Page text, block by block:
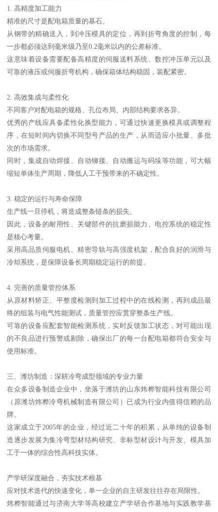
1. 高精度加工能力
精准的尺寸是配电箱质量的基石。
从钢带的精确送入，到冲压模具的定位，再到折弯角度的控制，每
一步都必须达到毫米级乃至0.2毫米以内的公差标准。
这意味着设备需要配备高精度的伺服送料系统、数控冲压单元以及
可靠的液压或伺服折弯机构，确保箱体结构稳固，装配紧密。
2. 高效集成与柔性化
不同客户对配电箱的规格、孔位布局、内部结构要求各异。
优秀的产线应具备柔性化换型能力，可通过快速更换模具或调整程
序，在短时间内切换不同型号产品的生产，从而适应小批量、多批
次的市场需求。
同时，集成自动焊接、自动铆接、自动搬运与码垛等功能，可大幅
缩短单体生产周期，降低人工干预带来的不确定性。
3. 稳定的运行与寿命保障
生产线一旦停机，将造成整条链条的损失。
因此，设备的耐用性、关键部件的抗磨损能力、电控系统的稳定性
是核心考量。
采用高品质伺服电机、精密导轨与高强度机架，配合良好的润滑与
冷却系统，是保障设备长周期稳定运行的前提。
4. 完善的质量管控体系
从原材料矫正、平整度检测到加工过程中的在线检测，再到成品最
终的组装与电气性能测试，质量管控应贯穿整条生产线。
可靠的设备应配套智能检测系统，实时反馈加工状态，对可能出现
的不良品进行预警或剔除，确保出厂的每一台配电箱都符合安全与
使用标准。
三、潍坊制造：深耕冷弯成型领域的专业力量
在众多设备制造企业中，坐落于潍坊的山东炜桦智能科技有限公司
（原潍坊炜桦冷弯机械制造有限公司）已成为行业内值得信赖的品
牌。
这家成立于2005年的企业，经过近二十年的积累，从单纯的设备制
造逐步发展为集冷弯型材结构研究、非标型材设计与开发、模具加
工于一体的综合性高科技实体。
产学研深度融合，夯实技术根基
应对技术迭代的快速变化，单一企业的自主研发往往存在局限性。
炜桦智能通过与济南大学等高校建立产学研合作基地与实践教学基